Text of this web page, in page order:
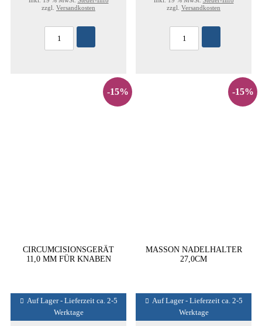
zzgl. Versandkosten
zzgl. Versandkosten
-15%
CIRCUMCISIONSGERÄT
11,0 MM FÜR KNABEN
Auf Lager - Lieferzeit ca. 2-5
Werktage
-15%
MASSON NADELHALTER
27,0CM
Auf Lager - Lieferzeit ca. 2-5
Werktage